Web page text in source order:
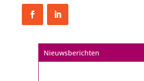
Nieuwsberichten